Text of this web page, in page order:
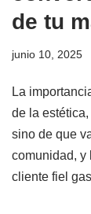
de tu
junio 10, 2025
La
de la
sino de que
comunidad, y
cliente fiel